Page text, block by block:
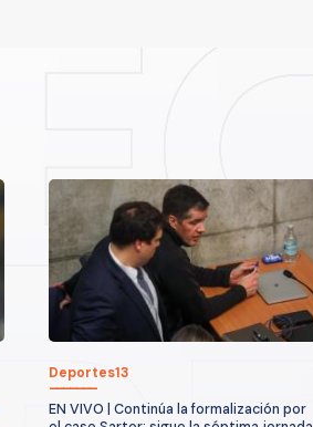
Deportes13
EN VIVO | Continúa la formalización por